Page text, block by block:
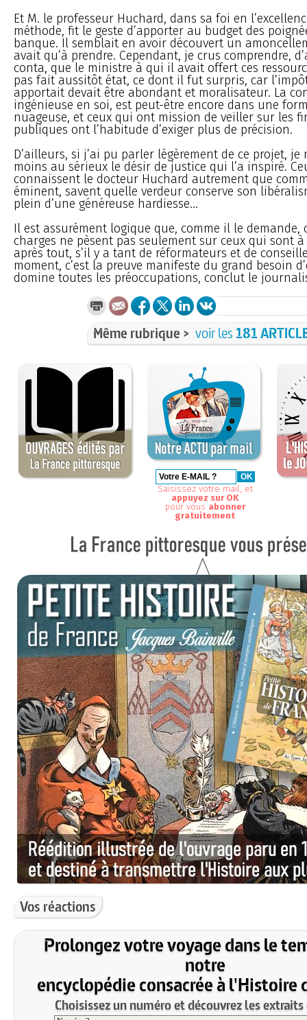
Et M. le professeur Huchard, dans sa foi en
méthode, fit le geste d’apporter au budget des
banque. Il semblait en avoir découvert un
avait qu’à prendre. Cependant, je crus comprendre,
conta, que le ministre à qui il avait offert ces
pas fait aussitôt état, ce dont il fut surpris, car
apportait devait être abondant et moralisateur. La
ingénieuse en soi, est peut-être encore dans une
nuageuse, et ceux qui ont mission de veiller sur les
publiques ont l’habitude d’exiger plus de précision.
D’ailleurs, si j’ai pu parler légèrement de ce projet, je
moins au sérieux le désir de justice qui l’a inspiré.
connaissent le docteur Huchard autrement que
éminent, savent quelle verdeur conserve son
plein d’une généreuse hardiesse...
Il est assurément logique que, comme il le demande,
charges ne pèsent pas seulement sur ceux qui sont à
après tout, s’il y a tant de réformateurs et de
moment, c’est la preuve manifeste du grand besoin
domine toutes les préoccupations, conclut le
Même rubrique > voir les 181
Saisissez votre mail, et
appuyez sur OK
pour vous abonner
gratuitement
Vos réactions
Prolongez votre voyage dans le
notre
encyclopédie consacrée à l'Histoire
Choisissez un numéro et découvrez les